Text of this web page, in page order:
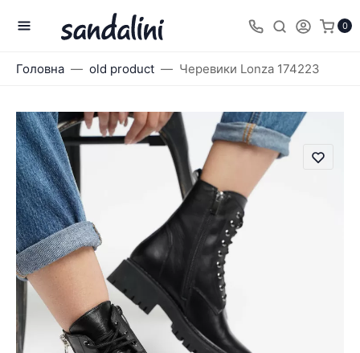
0
Головна old product Черевики Lonza 174223